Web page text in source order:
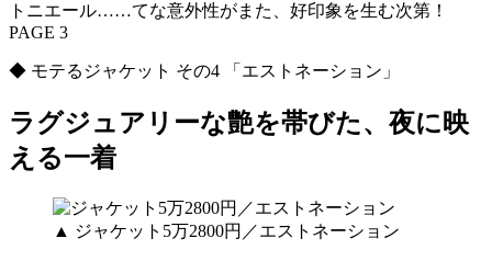
トニエール……てな意外性がまた、好印象を生む次第！
PAGE 3
◆ モテるジャケット その4 「エストネーション」
ラグジュアリーな艶を帯びた、夜に映
える一着
▲ ジャケット5万2800円／エストネーション